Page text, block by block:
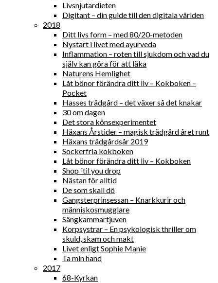
Livsnjutardieten
Digitant – din guide till den digitala världen
2018
Ditt livs form – med 80/20-metoden
Nystart i livet med ayurveda
Inflammation – roten till sjukdom och vad du
själv kan göra för att läka
Naturens Hemlighet
Låt bönor förändra ditt liv – Kokboken –
Pocket
Hasses trädgård – det växer så det knakar
30 om dagen
Det stora könsexperimentet
Häxans Årstider – magisk trädgård året runt
Häxans trädgårdsår 2019
Sockerfria kokboken
Låt bönor förändra ditt liv – Kokboken
Shop ´til you drop
Nästan för alltid
De som skall dö
Gangsterprinsessan – Knarkkurir och
människosmugglare
Sängkammartjuven
Korpsystrar – En psykologisk thriller om
skuld, skam och makt
Livet enligt Sophie Manie
Ta min hand
2017
68-Kyrkan